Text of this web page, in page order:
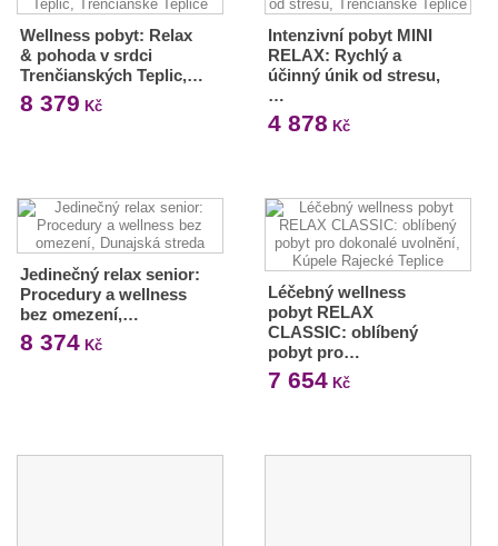
Wellness pobyt: Relax
& pohoda v srdci
Trenčianských Teplic,…
8 379 Kč
Intenzivní pobyt MINI
RELAX: Rychlý a
účinný únik od stresu,
…
4 878 Kč
Jedinečný relax senior:
Procedury a wellness
bez omezení,…
8 374 Kč
Léčebný wellness
pobyt RELAX
CLASSIC: oblíbený
pobyt pro…
7 654Kč